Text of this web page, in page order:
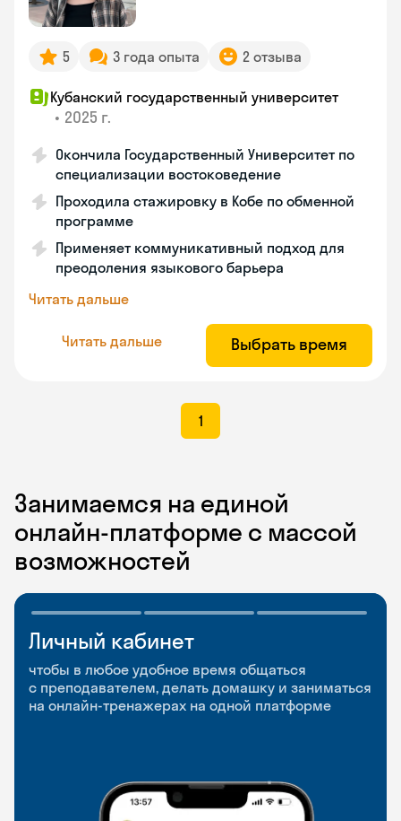
5 3 года опыта 2 отзыва
Кубанский государственный университет
• 2025 г.
Окончила Государственный Университет по
специализации востоковедение
Проходила стажировку в Кобе по обменной
программе
Применяет коммуникативный подход для
преодоления языкового барьера
Читать дальше
Читать дальше Выбрать время
1
Занимаемся на единой
онлайн-платформе с массой
возможностей
Личный кабинет
чтобы в любое удобное время общаться
с преподавателем, делать домашку и заниматься
на онлайн-тренажерах на одной платформе
Мобильное
приложение
чтобы заниматься и изучать новые слова где
и когда удобно
Разговорные клубы
и Talks
Групповые занятия для разговорной практики
и индивидуальные встречи с преподавателями